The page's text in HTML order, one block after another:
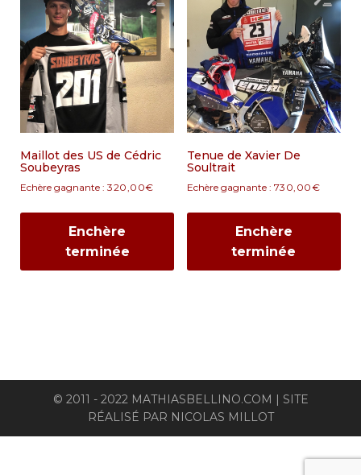
Maillot des US de Cédric
Soubeyras
Echère gagnante : 320,00€
Enchère
terminée
Tenue de Xavier De
Soultrait
Echère gagnante : 730,00€
Enchère
terminée
© 2011 - 2022 MATHIASBELLINO.COM | SITE
RÉALISÉ PAR NICOLAS MILLOT